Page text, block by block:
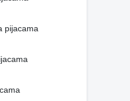
pijacama